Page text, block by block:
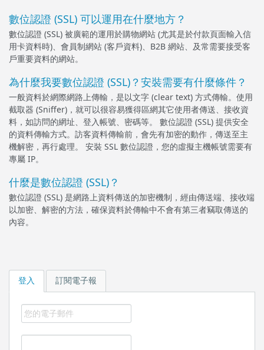
登入 訂閱電子報
數位認證 (SSL) 可以運用在什麼地方？
數位認證 (SSL) 被廣範的運用於購物網站 (尤其是於付款頁面輸入信
用卡資料時)、會員制網站 (客戶資料)、B2B 網站、及常需要接受客
戶重要資料的網站。
為什麼我要數位認證 (SSL)？安裝需要有什麼條件？
一般資料於網際網路上傳輸，是以文字 (clear text) 方式傳輸。使用
截取器 (Sniffer)，就可以很容易獲得區網其它使用者傳送、接收資
料，如訪問的網址、登入帳號、密碼等。 數位認證 (SSL) 提供安全
的資料傳輸方式。訪客資料傳輸前，會先有加密的動作，傳送至主
機解密，再行處理。 安裝 SSL 數位認證，您的虛擬主機帳號需要有
專屬 IP。
什麼是數位認證 (SSL)？
數位認證 (SSL) 是網路上資料傳送的加密機制，經由傳送端、接收端
以加密、解密的方法，確保資料於傳輸中不會有第三者竊取傳送的
內容。